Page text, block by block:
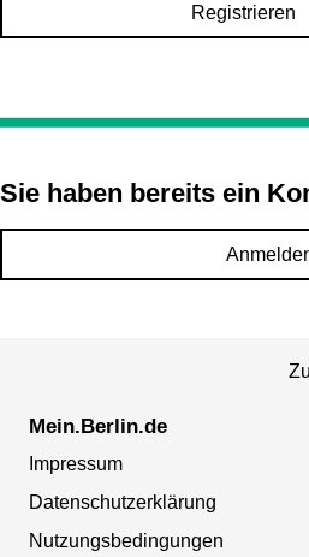
Registrieren
Sie haben bereits ein
Mein.Berlin.de
Impressum
Datenschutzerklärung
Nutzungsbedingungen